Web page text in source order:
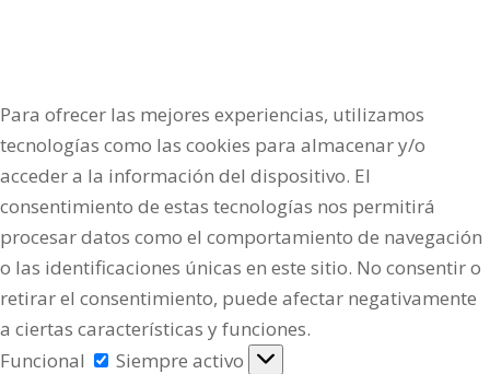
Para ofrecer las mejores experiencias, utilizamos
tecnologías como las cookies para almacenar y/o
acceder a la información del dispositivo. El
consentimiento de estas tecnologías nos permitirá
procesar datos como el comportamiento de navegación
o las identificaciones únicas en este sitio. No consentir o
retirar el consentimiento, puede afectar negativamente
a ciertas características y funciones.
Funcional
Funcional
Siempre activo